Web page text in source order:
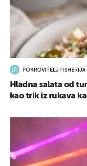
POKROVITELJ FISHERIJA
Hladna salata od
kao trik iz rukava